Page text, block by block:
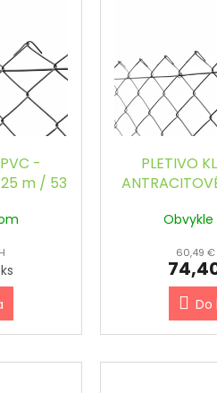
-
25 m / 53
PLETIVO
60,49 €
Do